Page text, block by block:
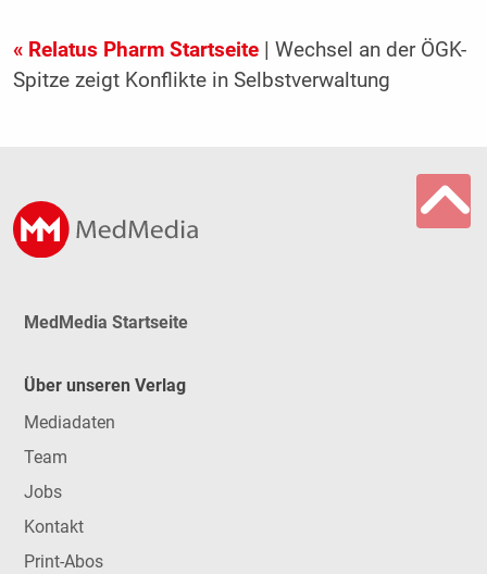
« Relatus Pharm Startseite| Wechsel an der ÖGK-
Spitze zeigt Konflikte in Selbstverwaltung
MedMedia Startseite
Über unseren Verlag
Mediadaten
Team
Jobs
Kontakt
Print-Abos